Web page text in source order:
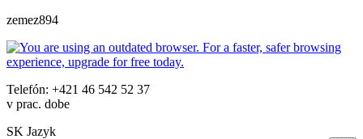
zemez894
Telefón: +421 46 542 52 37
v prac. dobe
SK Jazyk